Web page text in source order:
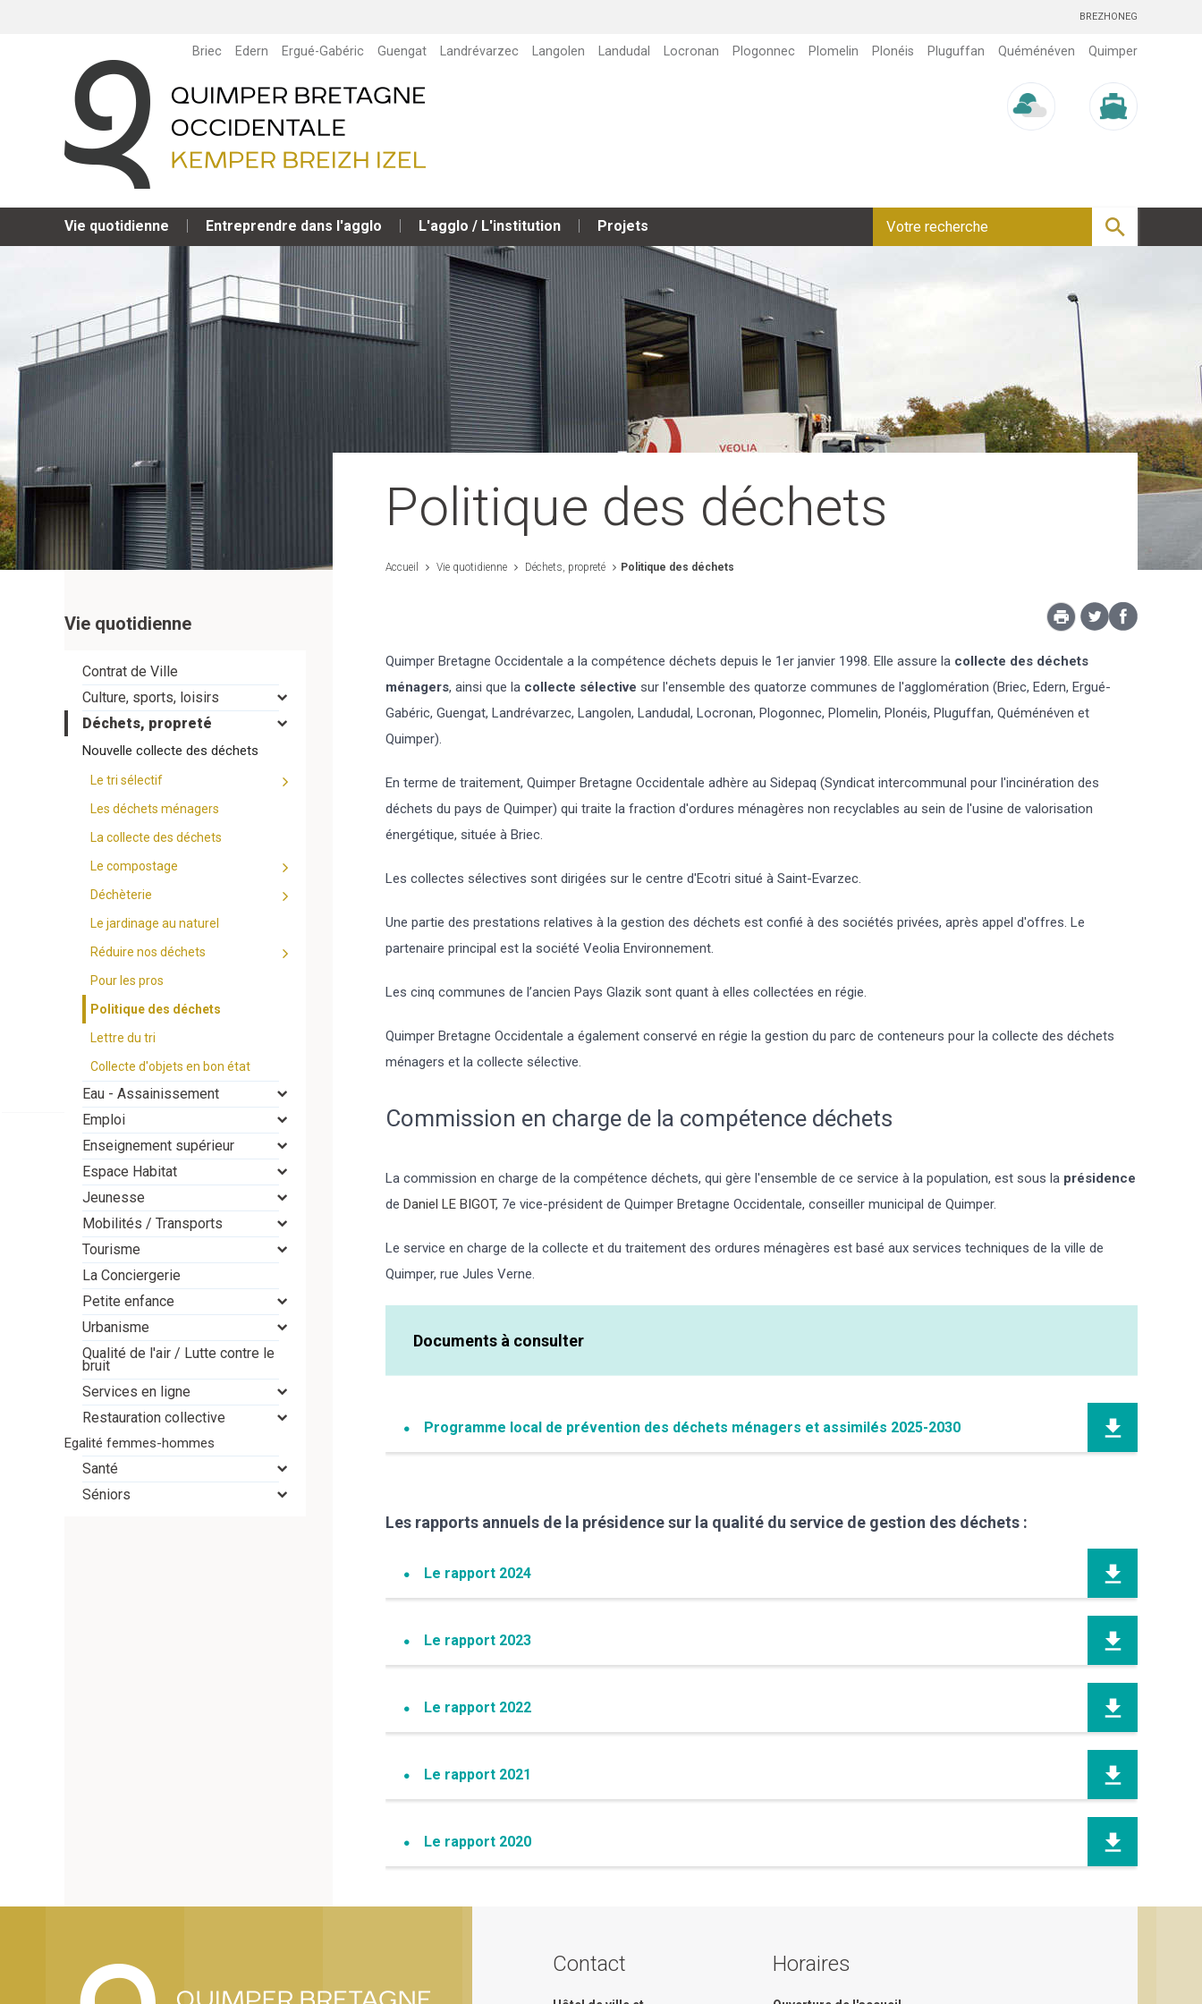
BREZHONEG
Briec Edern Ergué-Gabéric Guengat Landrévarzec Langolen Landudal Locronan Plogonnec Plomelin Plonéis Pluguffan Quéménéven Quimper
Vie quotidienne Entreprendre dans l'agglo L'agglo / L'institution Projets
Politique des déchets
Accueil Vie quotidienne Déchets, propreté Politique des déchets
Quimper Bretagne Occidentale a la compétence déchets depuis le 1er janvier 1998. Elle assure la collecte des déchets
ménagers, ainsi que la collecte sélective sur l'ensemble des quatorze communes de l'agglomération (Briec, Edern, Ergué-
Gabéric, Guengat, Landrévarzec, Langolen, Landudal, Locronan, Plogonnec, Plomelin, Plonéis, Pluguffan, Quéménéven et
Quimper).
En terme de traitement, Quimper Bretagne Occidentale adhère au Sidepaq (Syndicat intercommunal pour l'incinération des
déchets du pays de Quimper) qui traite la fraction d'ordures ménagères non recyclables au sein de l'usine de valorisation
énergétique, située à Briec.
Les collectes sélectives sont dirigées sur le centre d'Ecotri situé à Saint-Evarzec.
Une partie des prestations relatives à la gestion des déchets est confié à des sociétés privées, après appel d'offres. Le
partenaire principal est la société Veolia Environnement.
Les cinq communes de l’ancien Pays Glazik sont quant à elles collectées en régie.
Quimper Bretagne Occidentale a également conservé en régie la gestion du parc de conteneurs pour la collecte des déchets
ménagers et la collecte sélective.
Commission en charge de la compétence déchets
La commission en charge de la compétence déchets, qui gère l'ensemble de ce service à la population, est sous la présidence
de Daniel LE BIGOT, 7e vice-président de Quimper Bretagne Occidentale, conseiller municipal de Quimper.
Le service en charge de la collecte et du traitement des ordures ménagères est basé aux services techniques de la ville de
Quimper, rue Jules Verne.
Documents à consulter
Programme local de prévention des déchets ménagers et assimilés 2025-2030
Les rapports annuels de la présidence sur la qualité du service de gestion des déchets :
Le rapport 2024
Le rapport 2023
Le rapport 2022
Le rapport 2021
Le rapport 2020
Vie quotidienne
Contrat de Ville
Culture, sports, loisirs
Déchets, propreté
Nouvelle collecte des déchets
Le tri sélectif
Les déchets ménagers
La collecte des déchets
Le compostage
Déchèterie
Le jardinage au naturel
Réduire nos déchets
Pour les pros
Politique des déchets
Lettre du tri
Collecte d'objets en bon état
Eau - Assainissement
Emploi
Enseignement supérieur
Espace Habitat
Jeunesse
Mobilités / Transports
Tourisme
La Conciergerie
Petite enfance
Urbanisme
Qualité de l'air / Lutte contre le
bruit
Services en ligne
Restauration collective
Egalité femmes-hommes
Santé
Séniors
Contact Horaires